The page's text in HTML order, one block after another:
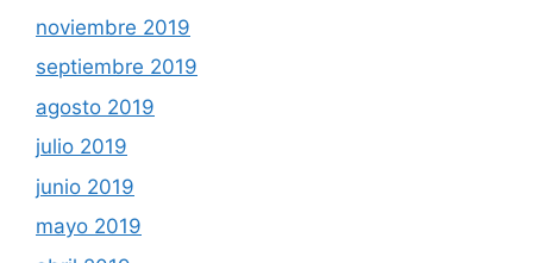
noviembre 2019
septiembre 2019
agosto 2019
julio 2019
junio 2019
mayo 2019